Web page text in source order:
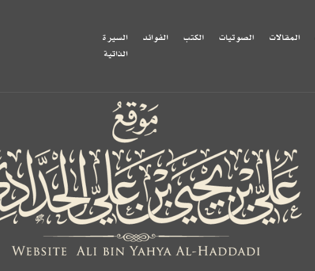
المقالات الصوتيات الكتب الفوائد
السيرة
الذاتية